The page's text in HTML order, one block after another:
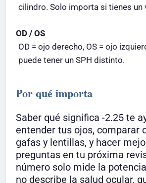
cilindro. Solo importa si tienes un
OD / OS
OD = ojo derecho, OS = ojo
puede tener un SPH distinto.
Por qué importa
Saber qué significa -2.25 te
entender tus ojos, comparar
gafas y lentillas, y hacer
preguntas en tu próxima
número solo mide la
no describe la salud ocular,